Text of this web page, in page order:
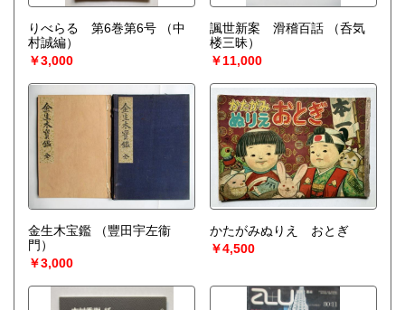
りべらる 第6巻第6号
（中
村誠編）
￥3,000
諷世新案 滑稽百話
（呑気
楼三昧）
￥11,000
金生木宝鑑
（豐田宇左衞
門）
￥3,000
かたがみぬりえ おとぎ
￥4,500